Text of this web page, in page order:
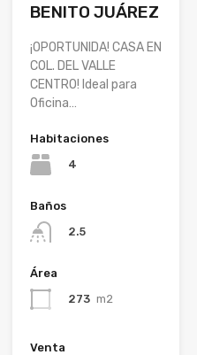
BENITO JUÁREZ
¡OPORTUNIDA! CASA EN
COL. DEL VALLE
CENTRO! Ideal para
Oficina…
Habitaciones
4
Baños
2.5
Área
273 m2
Venta